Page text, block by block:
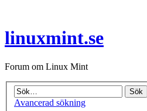
linuxmint.se
Forum om Linux Mint
Avancerad sökning